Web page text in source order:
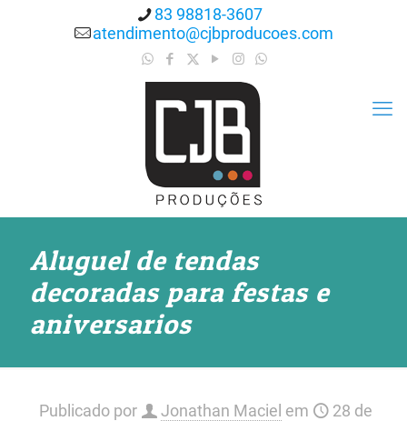
83 98818-3607
atendimento@cjbproducoes.com
Aluguel de tendas
decoradas para festas e
aniversarios
Publicado por Jonathan Maciel em
28 de